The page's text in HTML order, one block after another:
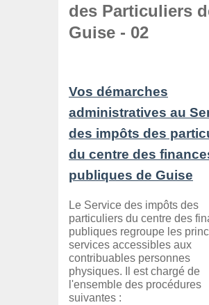
des Particuliers
Guise - 02
Vos démarches
administratives au
des impôts des
du centre des
publiques de Guise
Le Service des impôts des
particuliers du centre des
publiques regroupe les
services accessibles aux
contribuables personnes
physiques. Il est chargé de
l'ensemble des procédures
suivantes :